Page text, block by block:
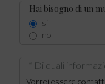
Hai bisogno di un
si
no
* Di quali